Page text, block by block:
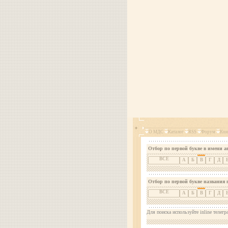
О МДС Каталог RSS Форум
Отбор по первой букве в имени
ВСЕ А Б В Г Д
Отбор по первой букве названия
ВСЕ А Б В Г Д
Для поиска используйте inline